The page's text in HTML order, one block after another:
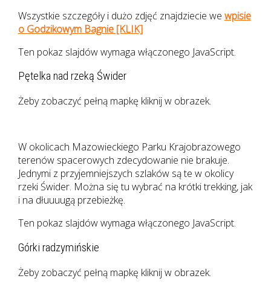
Wszystkie szczegóły i dużo zdjęć znajdziecie we wpisie
o Godzikowym Bagnie [KLIK]
Ten pokaz slajdów wymaga włączonego JavaScript.
Pętelka nad rzeką Świder
Żeby zobaczyć pełną mapkę kliknij w obrazek.
W okolicach Mazowieckiego Parku Krajobrazowego
terenów spacerowych zdecydowanie nie brakuje.
Jednymi z przyjemniejszych szlaków są te w okolicy
rzeki Świder. Można się tu wybrać na krótki trekking, jak
i na dłuuuugą przebieżkę.
Ten pokaz slajdów wymaga włączonego JavaScript.
Górki radzymińskie
Żeby zobaczyć pełną mapkę kliknij w obrazek.